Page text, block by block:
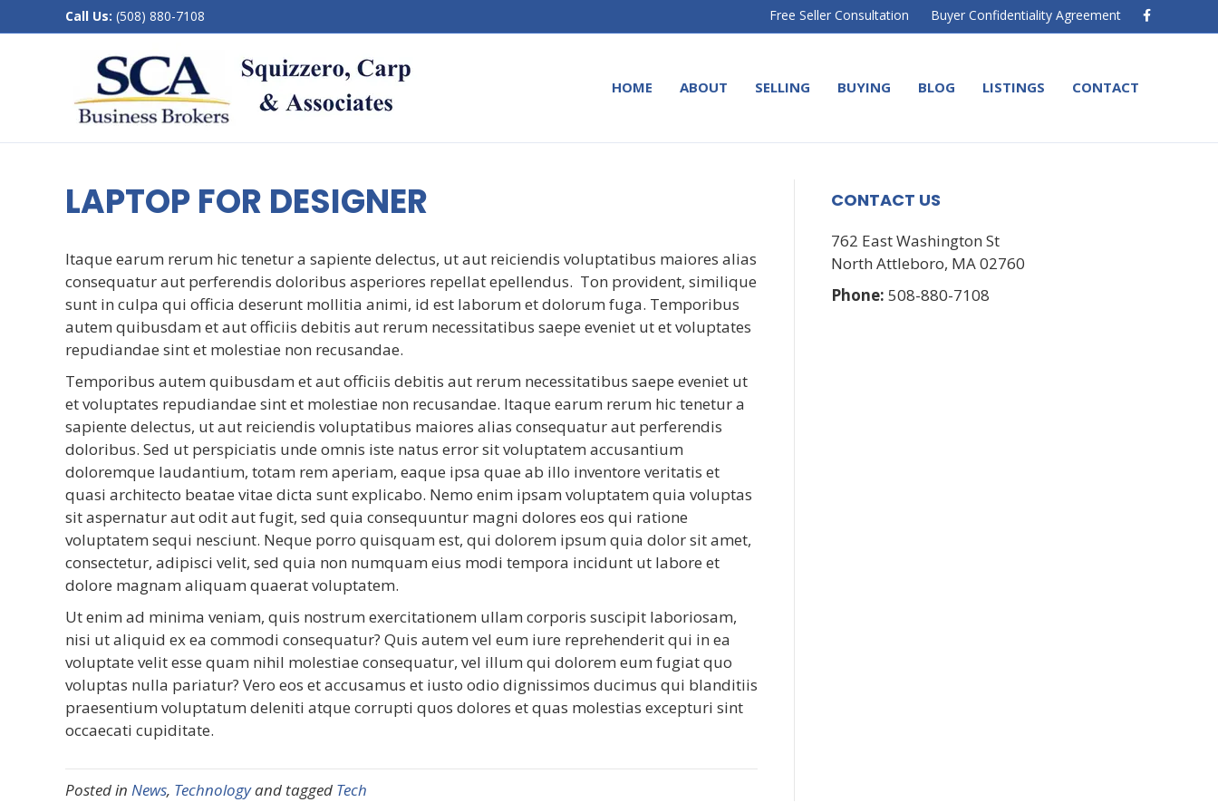
Call Us: (508) 880-7108 Free Seller Consultation Buyer Confidentiality Agreement
c
o
o
HOME ABOUT SELLING BUYING BLOG LISTINGS CONTACT
LAPTOP FOR DESIGNER
Itaque earum rerum hic tenetur a sapiente delectus, ut aut reiciendis voluptatibus maiores alias
consequatur aut perferendis doloribus asperiores repellat epellendus. Ton provident, similique
sunt in culpa qui officia deserunt mollitia animi, id est laborum et dolorum fuga. Temporibus
autem quibusdam et aut officiis debitis aut rerum necessitatibus saepe eveniet ut et voluptates
repudiandae sint et molestiae non recusandae.
Temporibus autem quibusdam et aut officiis debitis aut rerum necessitatibus saepe eveniet ut
et voluptates repudiandae sint et molestiae non recusandae. Itaque earum rerum hic tenetur a
sapiente delectus, ut aut reiciendis voluptatibus maiores alias consequatur aut perferendis
doloribus. Sed ut perspiciatis unde omnis iste natus error sit voluptatem accusantium
doloremque laudantium, totam rem aperiam, eaque ipsa quae ab illo inventore veritatis et
quasi architecto beatae vitae dicta sunt explicabo. Nemo enim ipsam voluptatem quia voluptas
sit aspernatur aut odit aut fugit, sed quia consequuntur magni dolores eos qui ratione
voluptatem sequi nesciunt. Neque porro quisquam est, qui dolorem ipsum quia dolor sit amet,
consectetur, adipisci velit, sed quia non numquam eius modi tempora incidunt ut labore et
dolore magnam aliquam quaerat voluptatem.
Ut enim ad minima veniam, quis nostrum exercitationem ullam corporis suscipit laboriosam,
nisi ut aliquid ex ea commodi consequatur? Quis autem vel eum iure reprehenderit qui in ea
voluptate velit esse quam nihil molestiae consequatur, vel illum qui dolorem eum fugiat quo
voluptas nulla pariatur? Vero eos et accusamus et iusto odio dignissimos ducimus qui blanditiis
praesentium voluptatum deleniti atque corrupti quos dolores et quas molestias excepturi sint
occaecati cupiditate.
Posted in News, Technologyand tagged Tech
CONTACT US
762 East Washington St
North Attleboro, MA 02760
Phone: 508-880-7108